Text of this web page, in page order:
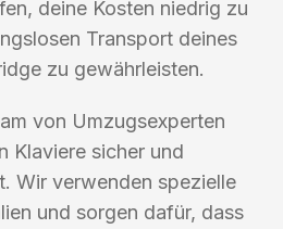
deine Kosten niedrig zu
Transport deines
zu gewährleisten.
von Umzugsexperten
Klaviere sicher und
Wir verwenden spezielle
und sorgen dafür, dass